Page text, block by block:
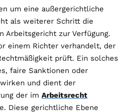
um eine außergerichtliche
als weiterer Schritt die
Arbeitsgericht zur Verfügung.
einem Richter verhandelt, der
prüft. Ein solches
faire Sanktionen oder
und dient der
der im Arbeitsrecht
Diese gerichtliche Ebene